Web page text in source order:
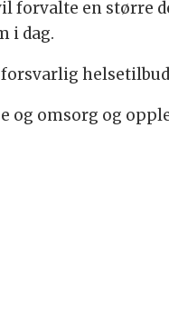
for­val­te en stør­re
i dag.
og om­sorg og